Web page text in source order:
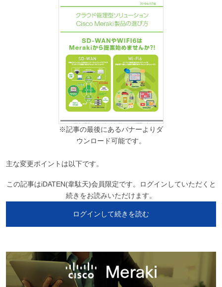
※記事の最後にあるバナーよりダ
ウンロード可能です。
主な変更ポイントは以下です。
この記事はiDATEN(韋駄天)会員限定です。ログインしていただくと
続きをお読みいただけます。
ログインして続きを読む